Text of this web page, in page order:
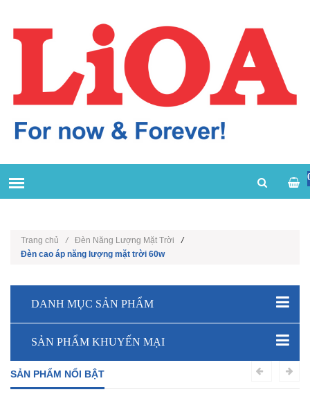
Trang chủ / Đèn Năng Lượng Mặt Trời
/
Đèn cao áp năng lượng mặt trời 60w
DANH MỤC SẢN PHẨM
SẢN PHẨM KHUYẾN MẠI
SẢN PHẨM NỔI BẬT